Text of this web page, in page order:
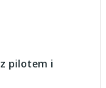
pilotem i